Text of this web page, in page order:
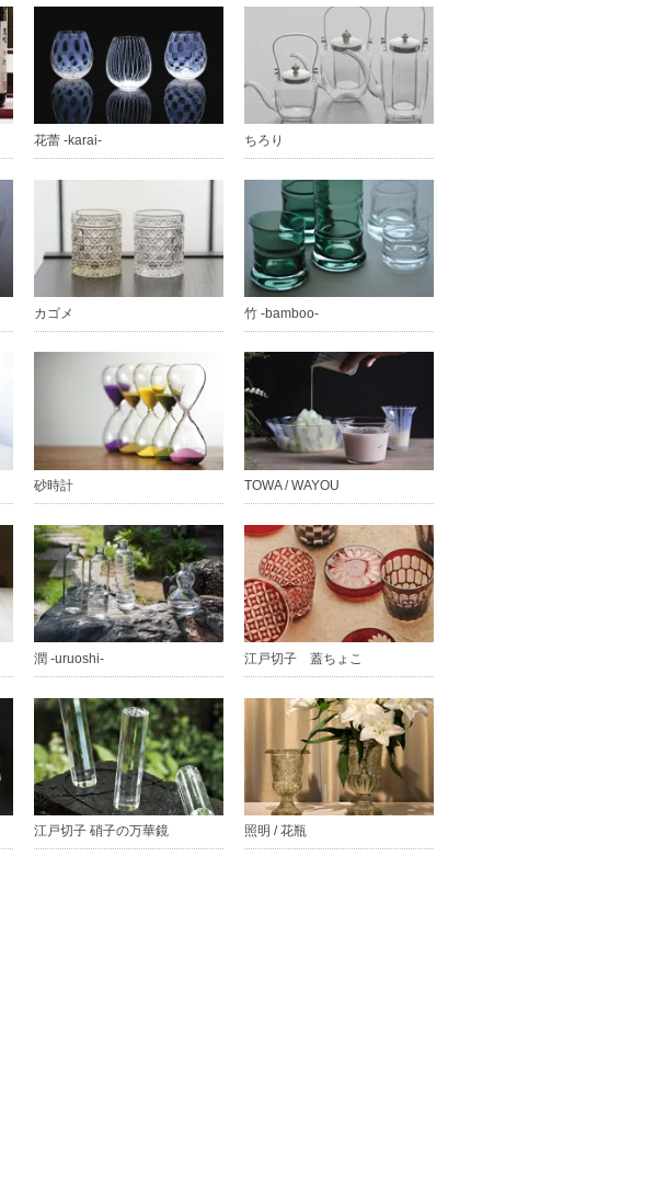
花蕾 -karai- ちろり
カゴメ 竹 -bamboo-
砂時計 TOWA / WAYOU
潤 -uruoshi- 江戸切子 蓋ちょこ
江戸切子 硝子の万華鏡 照明 / 花瓶